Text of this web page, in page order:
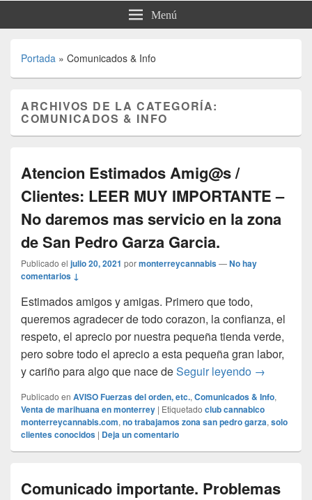
Menú
Portada » Comunicados & Info
ARCHIVOS DE LA CATEGORÍA:
COMUNICADOS & INFO
Atencion Estimados Amig@s /
Clientes: LEER MUY IMPORTANTE –
No daremos mas servicio en la zona
de San Pedro Garza Garcia.
Publicado el julio 20, 2021 pormonterreycannabis—No hay
comentarios ↓
Estimados amigos y amigas. Primero que todo,
queremos agradecer de todo corazon, la confianza, el
respeto, el aprecio por nuestra pequeña tienda verde,
pero sobre todo el aprecio a esta pequeña gran labor,
y cariño para algo que nace deSeguir leyendo Atencion
→
Publicado en AVISO Fuerzas del orden, etc., Comunicados & Info,
Venta de marihuana en monterrey | Etiquetado club cannabico
monterreycannabis.com, no trabajamos zona san pedro garza, solo
clientes conocidos | Deja un comentario
Comunicado importante. Problemas